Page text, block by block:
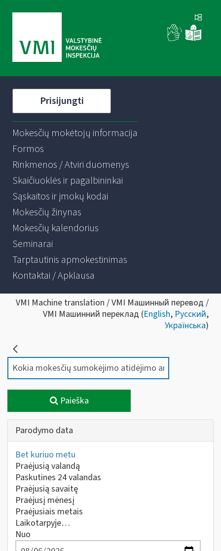
Prisijungti
Mokesčių mokėtojų informacija
Formos
Rinkmenos / Atviri duomenys
Skaičiuoklės ir pagalbininkai
Sąskaitos ir įmokų kodai
Mokesčių žinynas
Mokesčių kalendorius
Seminarai
Tarptautinis apmokestinimas
Kontaktai / Apklausa
VMI Machine translation / VMI Машинный перевод /
VMI Машинний переклад (English, Русский,
Українська)
Paieška
Parodymo data
Bet kuriuo metu
Praėjusią valandą
Paskutines 24 valandas
Praėjusią savaitę
Praėjusį mėnesį
Praėjusiais metais
Laikotarpyje…
Nuo